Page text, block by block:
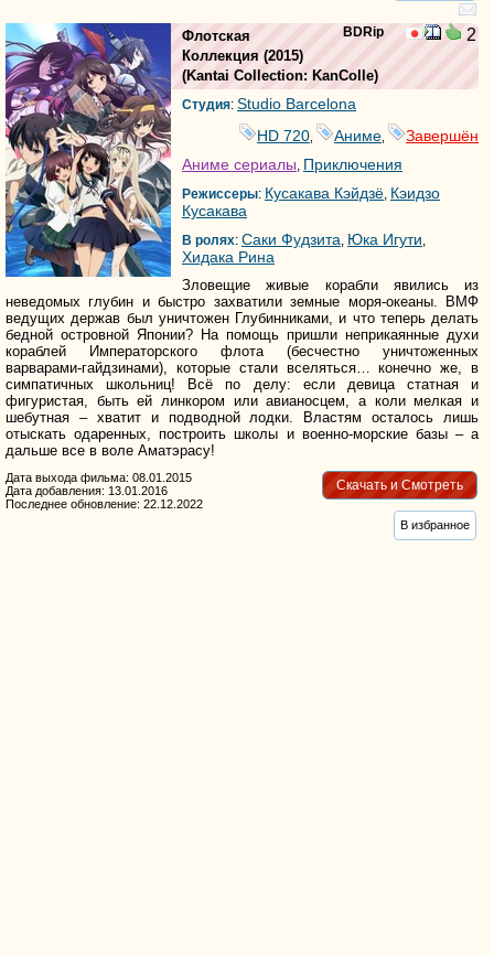
BDRip 2
Флотская
Коллекция (2015)
(Kantai Collection: KanColle)
Студия: Studio Barcelona
HD 720
Аниме
Завершён
Аниме сериалы, Приключения
Режиссеры: Кусакава Кэйдзё, Кэидзо
Кусакава
В ролях: Саки Фудзита, Юка Игути,
Хидака Рина
Зловещие живые корабли явились из
неведомых глубин и быстро захватили земные моря-океаны. ВМФ
ведущих держав был уничтожен Глубинниками, и что теперь делать
бедной островной Японии? На помощь пришли неприкаянные духи
кораблей Императорского флота (бесчестно уничтоженных
варварами-гайдзинами), которые стали вселяться… конечно же, в
симпатичных школьниц! Всё по делу: если девица статная и
фигуристая, быть ей линкором или авианосцем, а коли мелкая и
шебутная – хватит и подводной лодки. Властям осталось лишь
отыскать одаренных, построить школы и военно-морские базы – а
дальше все в воле Аматэрасу!
Скачать и Смотреть
Дата выхода фильма: 08.01.2015
Дата добавления: 13.01.2016
Последнее обновление: 22.12.2022
В избранное